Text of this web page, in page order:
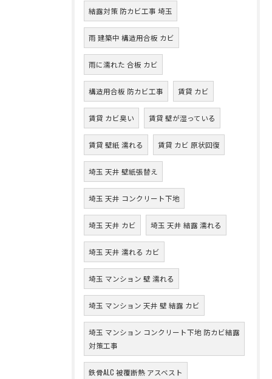
結露対策 防カビ工事 埼玉
雨 建築中 構造用合板 カビ
雨に濡れた 合板 カビ
構造用合板 防カビ工事 賃貸 カビ
賃貸 カビ臭い 賃貸 壁が湿っている
賃貸 壁紙 濡れる 賃貸 カビ 原状回復
埼玉 天井 壁紙張替え
埼玉 天井 コンクリート下地
埼玉 天井 カビ 埼玉 天井 結露 濡れる
埼玉 天井 濡れる カビ
埼玉 マンション 壁 濡れる
埼玉 マンション 天井 壁 結露 カビ
埼玉 マンション コンクリート下地 防カビ結露
対策工事
鉄骨ALC 被覆断熱 アスベスト